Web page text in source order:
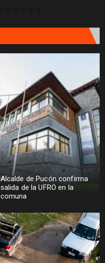
Alcalde de Pucón confirma
salida de la UFRO en la
comuna